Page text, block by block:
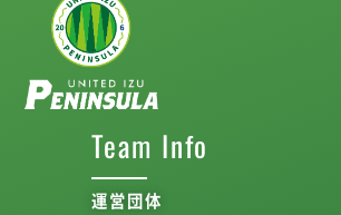
Team Info
運営団体